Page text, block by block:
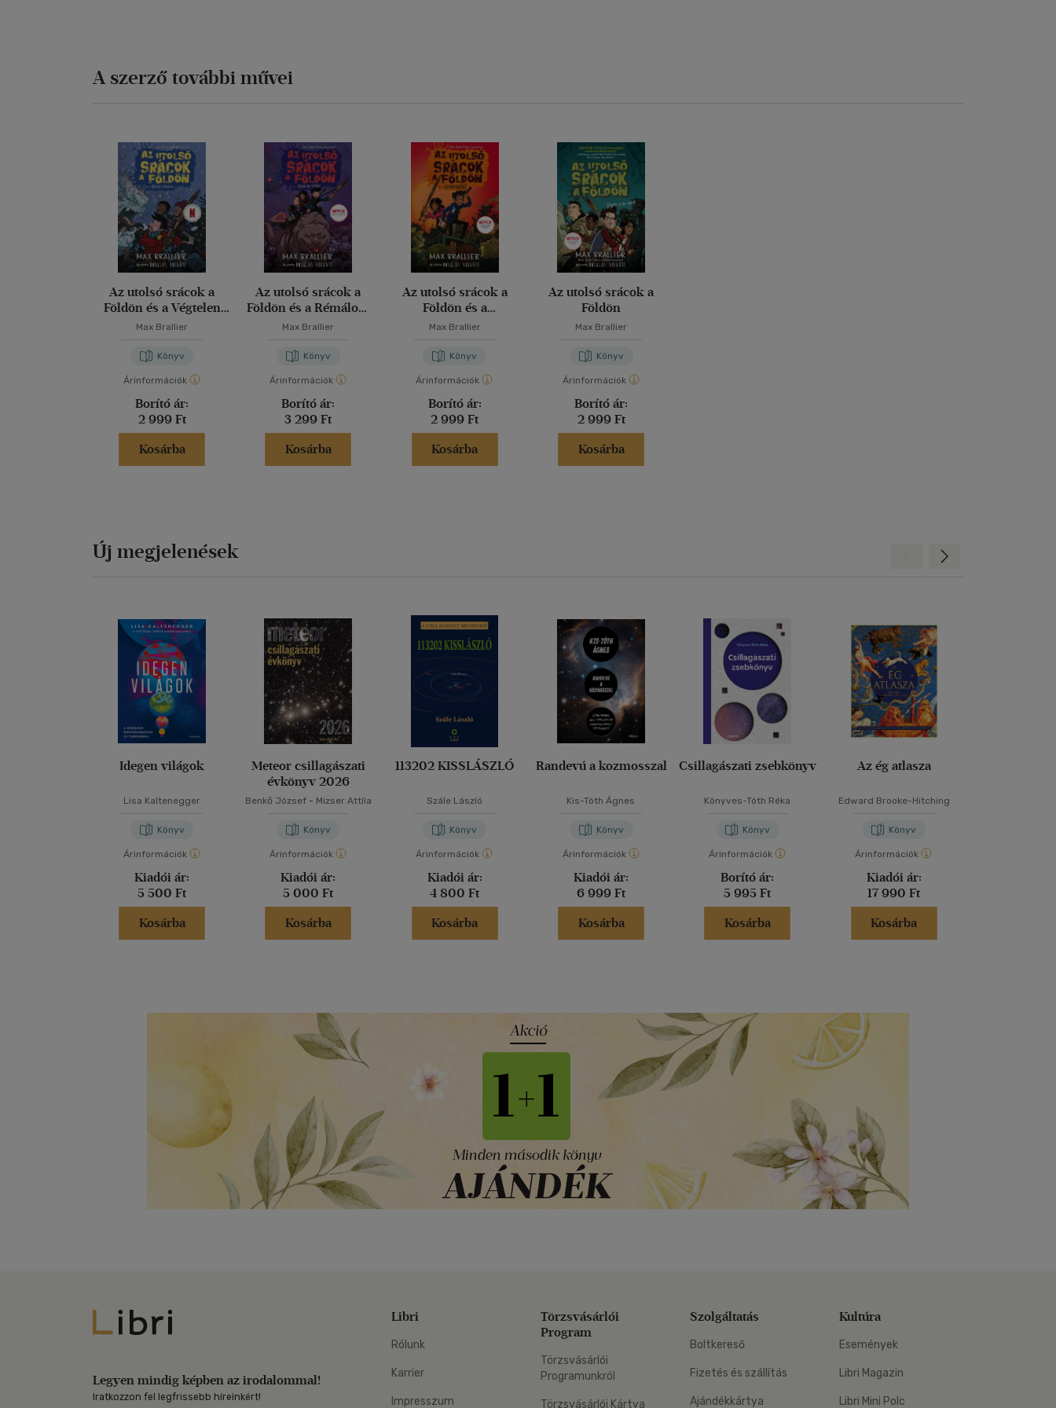
A szerző további művei
Az utolsó srácok a
Földön és a Végtelen
kozmosz
Max Brallier
Könyv
Árinformációk
Borító ár:
2 999 Ft
Kosárba
Az utolsó srácok a
Földön és a Rémálom
Király
Max Brallier
Könyv
Árinformációk
Borító ár:
3 299 Ft
Kosárba
Az utolsó srácok a
Földön és a
Zombiparádé
Max Brallier
Könyv
Árinformációk
Borító ár:
2 999 Ft
Kosárba
Az utolsó srácok a
Földön
Max Brallier
Könyv
Árinformációk
Borító ár:
2 999 Ft
Kosárba
Új megjelenések
Idegen világok
Lisa Kaltenegger
Könyv
Árinformációk
Kiadói ár:
5 500 Ft
Kosárba
Meteor csillagászati
évkönyv 2026
Benkő József- Mizser Attila
Könyv
Árinformációk
Kiadói ár:
5 000 Ft
Kosárba
113202 KISSLÁSZLÓ
Szále László
Könyv
Árinformációk
Kiadói ár:
4 800 Ft
Kosárba
Randevú a kozmosszal
Kis-Tóth Ágnes
Könyv
Árinformációk
Kiadói ár:
6 999 Ft
Kosárba
Csillagászati zsebkönyv
Könyves-Tóth Réka
Könyv
Árinformációk
Borító ár:
5 995 Ft
Kosárba
Az ég atlasza
Edward Brooke-Hitching
Könyv
Árinformációk
Kiadói ár:
17 990 Ft
Kosárba
Előre
Libri
Legyen mindig képben az irodalommal!
Iratkozzon fel legfrissebb híreinkért!
Libri
Rólunk
Karrier
Impresszum
Törzsvásárlói
Program
Törzsvásárlói
Programunkról
Törzsvásárlói Kártya
Szolgáltatás
Boltkereső
Fizetés és szállítás
Ajándékkártya
Kultúra
Események
Libri Magazin
Libri Mini Polc